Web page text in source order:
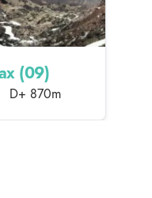
(09)
D+ 870m